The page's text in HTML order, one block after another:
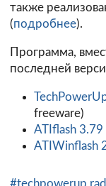
также
(подробнее).
Программа,
последней
freeware)
ATIflash 3.79
ATIWinflash